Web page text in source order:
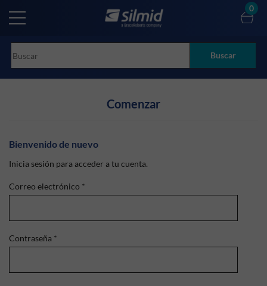
main
Buscar
0
Comenzar
Bienvenido de nuevo
Inicia sesión para acceder a tu cuenta.
Correo electrónico *
Contraseña *